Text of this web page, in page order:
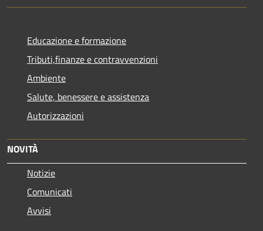
Educazione e formazione
Tributi,finanze e contravvenzioni
Ambiente
Salute, benessere e assistenza
Autorizzazioni
NOVITÀ
Notizie
Comunicati
Avvisi